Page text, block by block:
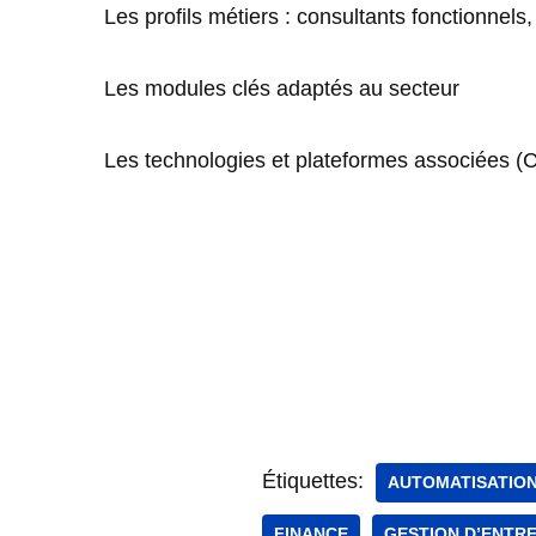
Les profils métiers : consultants
Les modules clés adaptés au secteur
Les technologies et plateformes associées
Étiquettes: AUTOMATISATION